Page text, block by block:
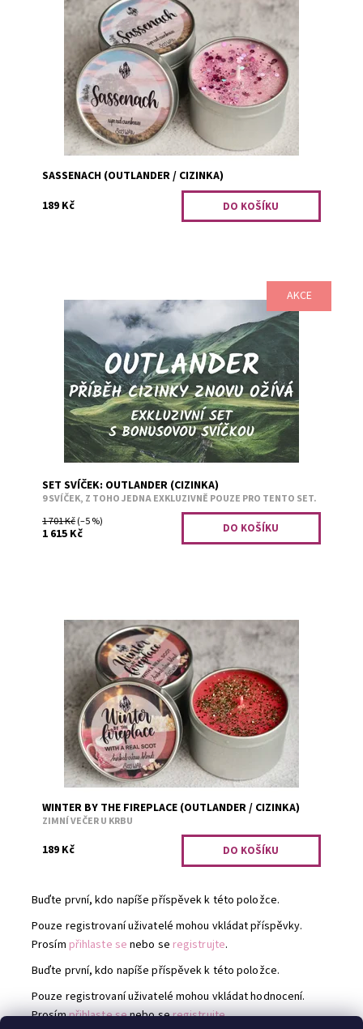
Nejdříve to bylo slovo plné nedůvěry, někdy až
zuřivosti, byla to prostě cizinka, pak ho vyslovoval s
něhou a láskou. Ta láska voněla po zralých...
Dostupnost:
Skladem 1
Kód:
2649
SASSENACH (OUTLANDER / CIZINKA)
189 Kč
AKCE
Speciální set svíček pro ty největší fanoušky Cizinky.
Devět úplně nových svíček, které vás znovu provedou
kouzelnou poutí tohoto příběhu. Z...
Dostupnost:
Předobjednávka
Kód:
2643
SET SVÍČEK: OUTLANDER (CIZINKA)
9 SVÍČEK, Z TOHO JEDNA EXKLUZIVNĚ POUZE PRO TENTO SET.
1 701 Kč(–5 %)
1 615 Kč
Před praskajícím krbem čeká jeden klučina v kiltu...
Bylinná směs s citrusy.
Dostupnost:
Předobjednávka
2602
WINTER BY THE FIREPLACE (OUTLANDER / CIZINKA)
ZIMNÍ VEČER U KRBU
189 Kč
Buďte první, kdo napíše příspěvek k této položce.
Pouze registrovaní uživatelé mohou vkládat příspěvky.
Prosím přihlaste se nebo se registrujte.
Buďte první, kdo napíše příspěvek k této položce.
Pouze registrovaní uživatelé mohou vkládat hodnocení.
Prosímpřihlaste senebo seregistrujte.